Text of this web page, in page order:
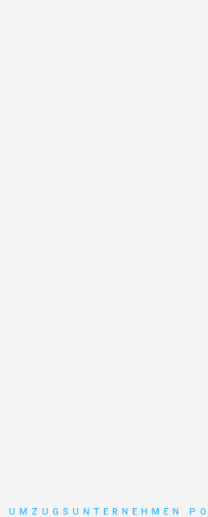
UMZUGSUNTERNEHMEN